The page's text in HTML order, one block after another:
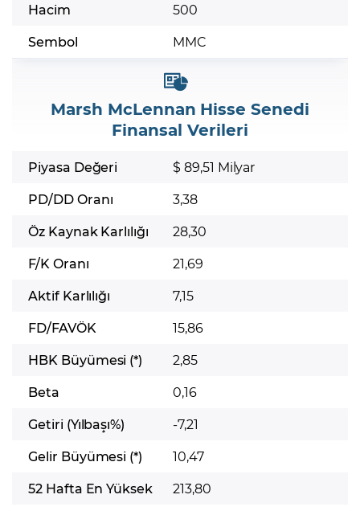
Hacim
500
Sembol
MMC
Marsh McLennan Hisse Senedi
Finansal Verileri
Piyasa Değeri
$ 89,51 Milyar
PD/DD Oranı
3,38
Öz Kaynak Karlılığı
28,30
F/K Oranı
21,69
Aktif Karlılığı
7,15
FD/FAVÖK
15,86
HBK Büyümesi (*)
2,85
Beta
0,16
Getiri (Yılbaşı%)
-7,21
Gelir Büyümesi (*)
10,47
52 Hafta En Yüksek
213,80